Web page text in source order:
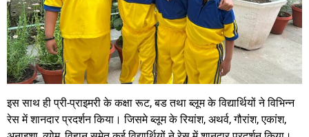
इस साथ ही प्री-प्राइमरी के कक्षा रूट, बड तथा ब्लूम के विद्यार्थियों ने विभिन्न
रेस में शानदार प्रदर्शन किया। जिसमे ब्लूम के रियांश, अथर्व, गौरांश, एकांश,